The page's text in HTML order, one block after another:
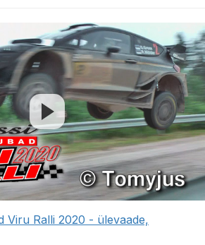
Viru Ralli 2020 - ülevaade,